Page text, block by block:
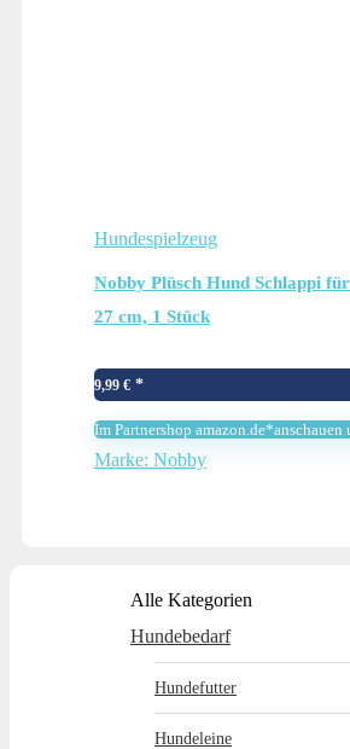
Hundespielzeug
Nobby Plüsch Hund Schlappi
27 cm, 1 Stück
9,99 €
Im Partnershop
Marke: Nobby
Alle Kategorien
Hundebedarf
Hundefutter
Hundeleine